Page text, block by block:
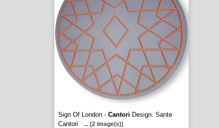
Sign Of London - Cantori Design. Sante
Cantori
... [2 image(s)]